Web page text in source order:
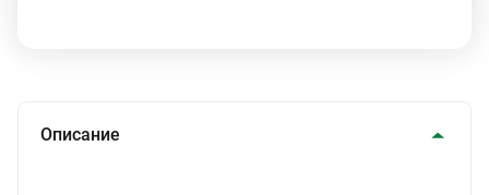
Описание